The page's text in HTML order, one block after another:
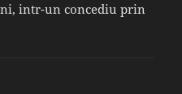
intr-un concediu prin